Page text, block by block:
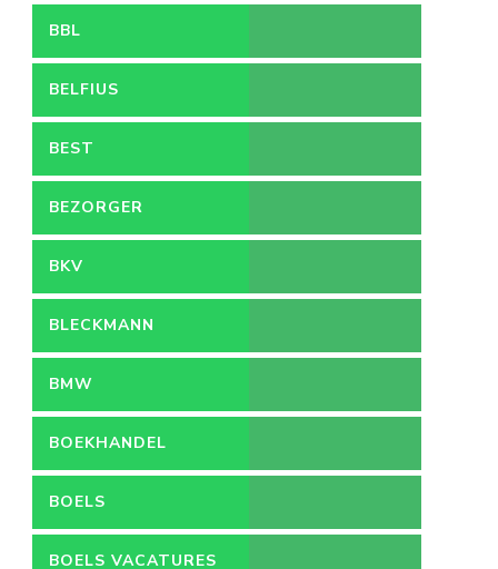
BBL
BELFIUS
BEST
BEZORGER
BKV
BLECKMANN
BMW
BOEKHANDEL
BOELS
BOELS VACATURES